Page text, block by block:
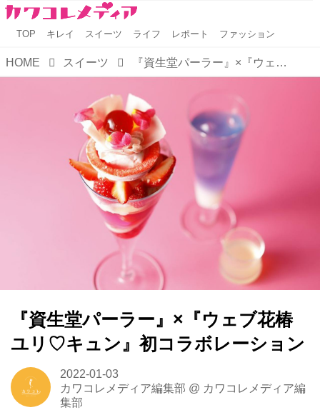
TOP キレイ スイーツ ライフ レポート ファッション
HOME スイーツ 『資生堂パーラー』×『ウェブ花椿 ユリ♡キュン』初コラボレーション
『資生堂パーラー』×『ウェブ花椿
ユリ♡キュン』初コラボレーション
2022-01-03
カワコレメディア編集部 @ カワコレメディア編
集部